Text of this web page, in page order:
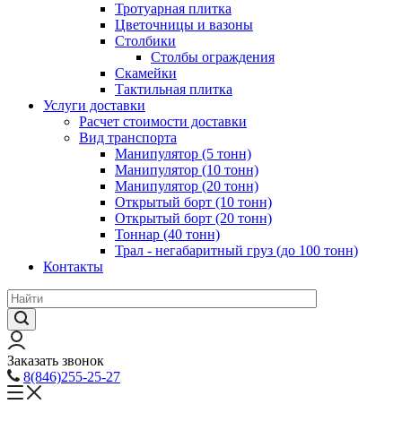
Тротуарная плитка
Цветочницы и вазоны
Столбики
Столбы ограждения
Скамейки
Тактильная плитка
Услуги доставки
Расчет стоимости доставки
Вид транспорта
Манипулятор (5 тонн)
Манипулятор (10 тонн)
Манипулятор (20 тонн)
Открытый борт (10 тонн)
Открытый борт (20 тонн)
Тоннар (40 тонн)
Трал - негабаритный груз (до 100 тонн)
Контакты
Заказать звонок
8(846)255-25-27